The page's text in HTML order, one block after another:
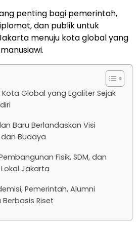
penting bagi pemerintah,
dan publik untuk
menuju kota global yang
Global yang Egaliter Sejak
Baru Berlandaskan Visi
Budaya
Fisik, SDM, dan
Jakarta
Pemerintah, Alumni
Riset